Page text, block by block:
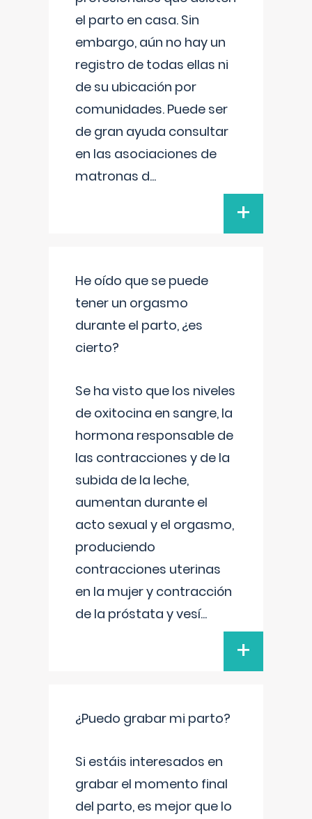
el parto en casa. Sin
embargo, aún no hay un
registro de todas ellas ni
de su ubicación por
comunidades. Puede ser
de gran ayuda consultar
en las asociaciones de
matronas d...
+
He oído que se puede
tener un orgasmo
durante el parto, ¿es
cierto?
Se ha visto que los niveles
de oxitocina en sangre, la
hormona responsable de
las contracciones y de la
subida de la leche,
aumentan durante el
acto sexual y el orgasmo,
produciendo
contracciones uterinas
en la mujer y contracción
de la próstata y vesí...
+
¿Puedo grabar mi parto?
Si estáis interesados en
grabar el momento final
del parto, es mejor que lo